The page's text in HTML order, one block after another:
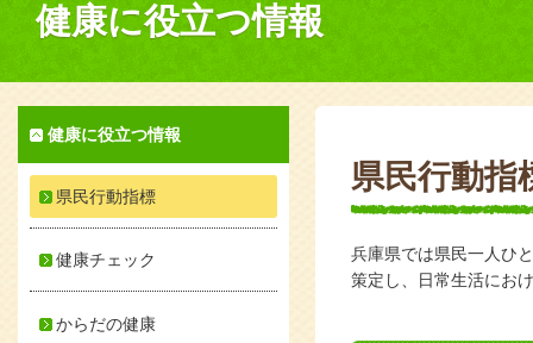
健康に役立つ情報
県民行動指
兵庫県では県民一人ひ
策定し、日常生活にお
健康に役立つ情報
県民行動指標
健康チェック
からだの健康